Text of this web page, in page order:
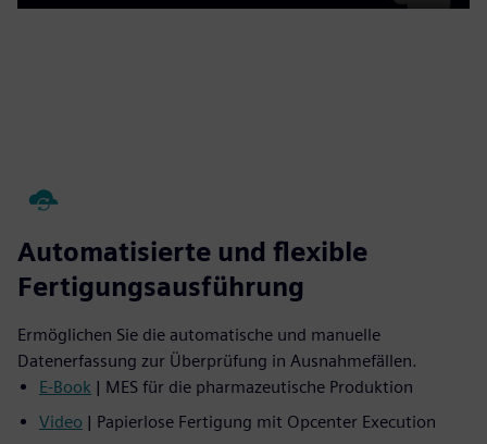
Play Mute Settings
PIP
Enter
Automatisierte und flexible
Fertigungsausführung
Ermöglichen Sie die automatische und manuelle
Datenerfassung zur Überprüfung in Ausnahmefällen.
E-Book | MES für die pharmazeutische Produktion
Video | Papierlose Fertigung mit Opcenter Execution